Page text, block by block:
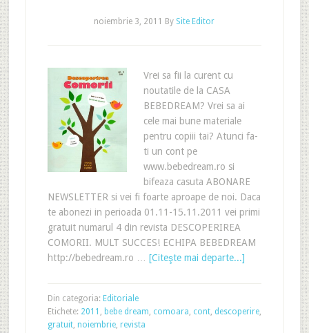
noiembrie 3, 2011 By Site Editor
Vrei sa fii la curent cu
noutatile de la CASA
BEBEDREAM? Vrei sa ai
cele mai bune materiale
pentru copiii tai? Atunci fa-
ti un cont pe
www.bebedream.ro si
bifeaza casuta ABONARE
NEWSLETTER si vei fi foarte aproape de noi. Daca
te abonezi in perioada 01.11-15.11.2011 vei primi
gratuit numarul 4 din revista DESCOPERIREA
COMORII. MULT SUCCES! ECHIPA BEBEDREAM
http://bebedream.ro … [Citeşte mai departe...]
Din categoria: Editoriale
Etichete: 2011 , bebe dream, comoara, cont, descoperire,
gratuit, noiembrie, revista